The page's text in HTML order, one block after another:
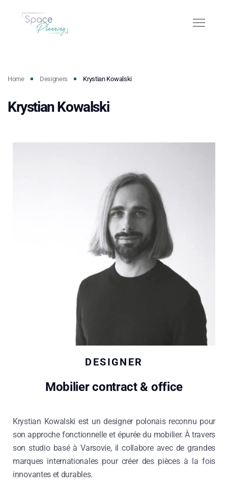
Home Designers Krystian Kowalski
Krystian Kowalski
DESIGNER
Mobilier contract & office
Krystian Kowalski est un designer polonais reconnu pour
son approche fonctionnelle et épurée du mobilier. À travers
son studio basé à Varsovie, il collabore avec de grandes
marques internationales pour créer des pièces à la fois
innovantes et durables.